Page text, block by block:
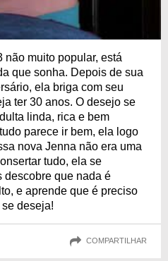
não muito popular, está
que sonha. Depois de sua
ela briga com seu
ter 30 anos. O desejo se
linda, rica e bem
parece ir bem, ela logo
nova Jenna não era uma
tudo, ela se
descobre que nada é
e aprende que é preciso
deseja!
COMPARTILHAR